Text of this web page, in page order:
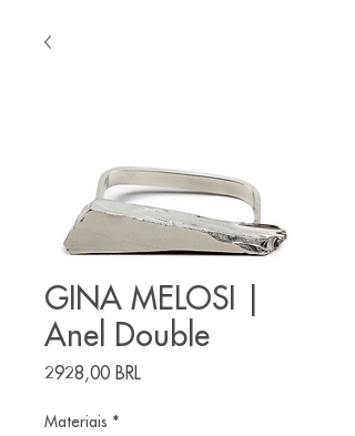
GINA MELOSI |
Anel Double
2928,00 BRL
Materiais *